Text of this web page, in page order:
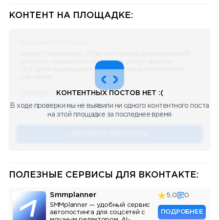
КОНТЕНТ НА ПЛОЩАДКЕ:
Делитесь скринами в комментах целую неделю!
За 7 дней традиционно выберу самые интересные
🔥 75 👍🏻 487 ❤️ 875 🥴 19 12.4k 12:45
КОНТЕНТНЫХ ПОСТОВ НЕТ :(
В ходе проверки мы не выявили ни одного контентного поста
на этой площадке за последнее время
ПОЛЕЗНЫЕ СЕРВИСЫ ДЛЯ ВКОНТАКТЕ:
Smmplanner
SMMplanner — удобный сервис
автопостинга для соцсетей с
5,0 0
ПОДРОБНЕЕ